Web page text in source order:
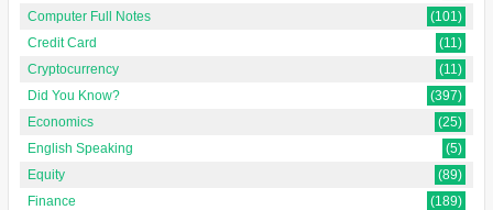
Computer Full Notes
(101)
Credit Card
(11)
Cryptocurrency
(11)
Did You Know?
(397)
Economics
(25)
English Speaking
(5)
Equity
(89)
Finance
(189)